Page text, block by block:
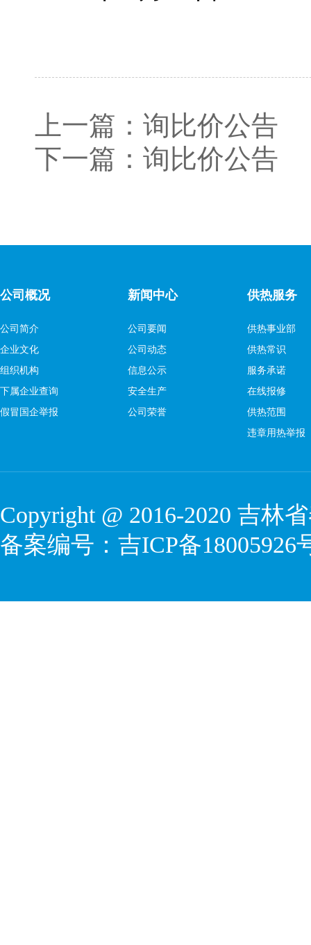
上一篇： 询比价公告
下一篇： 询比价公告
公司概况
公司简介
企业文化
组织机构
下属企业查询
假冒国企举报
新闻中心
公司要闻
公司动态
信息公示
安全生产
公司荣誉
供热服务
供热事业部
供热常识
服务承诺
在线报修
供热范围
违章用热举报
Copyright @ 2016-2020 吉林
备案编号： 吉ICP备18005926